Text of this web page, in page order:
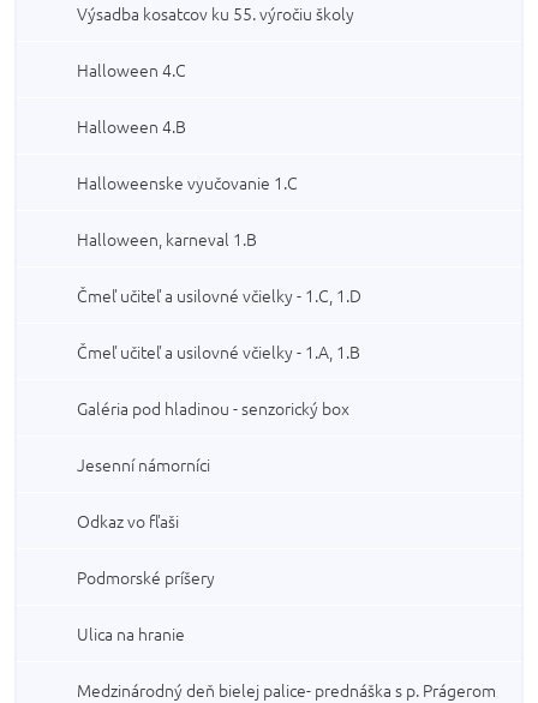
Výsadba kosatcov ku 55. výročiu školy
Halloween 4.C
Halloween 4.B
Halloweenske vyučovanie 1.C
Halloween, karneval 1.B
Čmeľ učiteľ a usilovné včielky - 1.C, 1.D
Čmeľ učiteľ a usilovné včielky - 1.A, 1.B
Galéria pod hladinou - senzorický box
Jesenní námorníci
Odkaz vo fľaši
Podmorské príšery
Ulica na hranie
Medzinárodný deň bielej palice- prednáška s p. Prágerom